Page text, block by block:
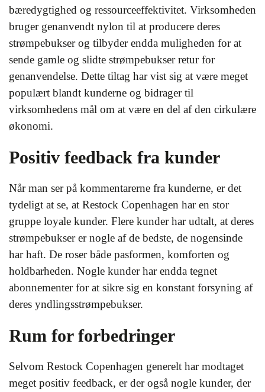
bæredygtighed og ressourceeffektivitet. Virksomheden
bruger genanvendt nylon til at producere deres
strømpebukser og tilbyder endda muligheden for at
sende gamle og slidte strømpebukser retur for
genanvendelse. Dette tiltag har vist sig at være meget
populært blandt kunderne og bidrager til
virksomhedens mål om at være en del af den cirkulære
økonomi.
Positiv feedback fra kunder
Når man ser på kommentarerne fra kunderne, er det
tydeligt at se, at Restock Copenhagen har en stor
gruppe loyale kunder. Flere kunder har udtalt, at deres
strømpebukser er nogle af de bedste, de nogensinde
har haft. De roser både pasformen, komforten og
holdbarheden. Nogle kunder har endda tegnet
abonnementer for at sikre sig en konstant forsyning af
deres yndlingsstrømpebukser.
Rum for forbedringer
Selvom Restock Copenhagen generelt har modtaget
meget positiv feedback, er der også nogle kunder, der